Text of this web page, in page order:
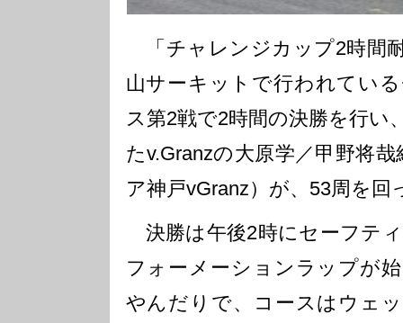
「チャレンジカップ2時間
山サーキットで行われてい
ス第2戦で2時間の決勝を行い
たv.Granzの大原学／甲野将
ア神戸vGranz）が、53周を回
決勝は午後2時にセーフテ
フォーメーションラップが
やんだりで、コースはウェ